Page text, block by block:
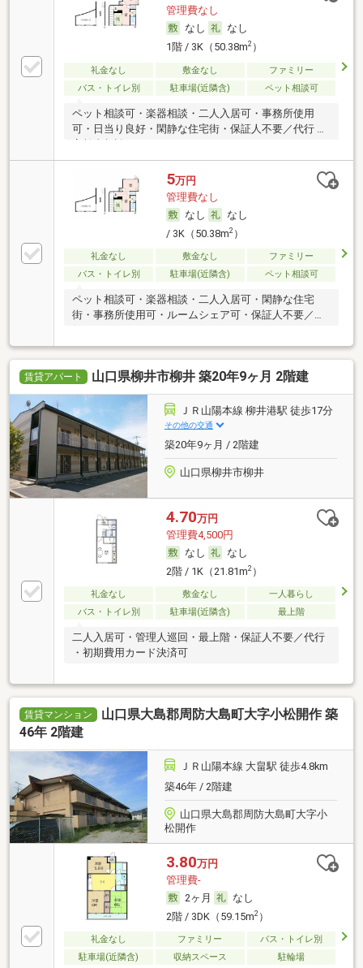
管理費なし
なし
なし
1階 / 3K（50.38m2）
礼金なし 敷金なし
ファミリー
バス・トイレ別
駐車場(近隣含) ペット相談可
ペット相談可・楽器相談・二人入居可・事務所使用
可・日当り良好・閑静な住宅街・保証人不要／代行 ・
高齢者相談
5万円
管理費なし
なし
なし
/ 3K（50.38m2）
礼金なし 敷金なし
ファミリー
バス・トイレ別
駐車場(近隣含) ペット相談可
ペット相談可・楽器相談・二人入居可・閑静な住宅
街・事務所使用可・ルームシェア可・保証人不要／代
賃貸アパート 山口県柳井市柳井 築20年9ヶ月 2階建
ＪＲ山陽本線 柳井港駅 徒歩17分
その他の交通
築20年9ヶ月 / 2階建
山口県柳井市柳井
4.70万円
管理費4,500円
なし
なし
2階 / 1K（21.81m2）
礼金なし 敷金なし
一人暮らし
バス・トイレ別
駐車場(近隣含) 最上階
二人入居可・管理人巡回・最上階・保証人不要／代行
・初期費用カード決済可
賃貸マンション
山口県大島郡周防大島町大字小松開作 築
46年 2階建
ＪＲ山陽本線 大畠駅 徒歩4.8km
築46年 / 2階建
山口県大島郡周防大島町大字小
松開作
3.80万円
管理費-
2ヶ月
なし
2階 / 3DK（59.15m2）
礼金なし ファミリー
バス・トイレ別
駐車場(近隣含)
収納スペース 駐輪場